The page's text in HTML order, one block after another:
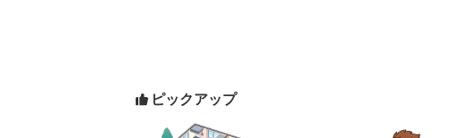
ピックアップ